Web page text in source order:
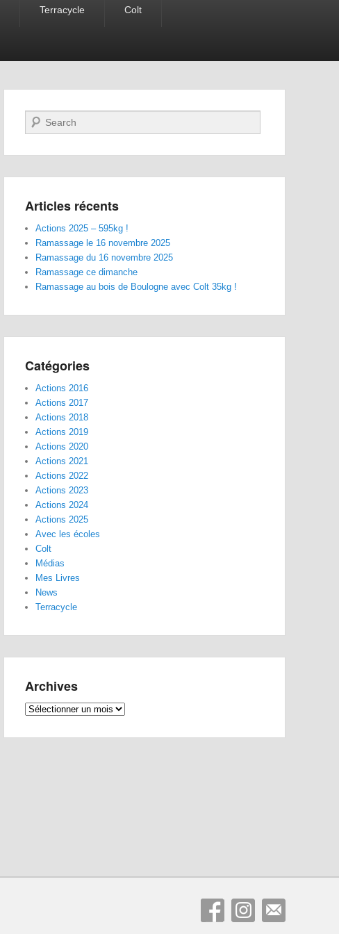
Terracycle Colt
Recherche
Articles récents
Actions 2025 – 595kg !
Ramassage le 16 novembre 2025
Ramassage du 16 novembre 2025
Ramassage ce dimanche
Ramassage au bois de Boulogne avec Colt 35kg !
Catégories
Actions 2016
Actions 2017
Actions 2018
Actions 2019
Actions 2020
Actions 2021
Actions 2022
Actions 2023
Actions 2024
Actions 2025
Avec les écoles
Colt
Médias
Mes Livres
News
Terracycle
Archives
Archives